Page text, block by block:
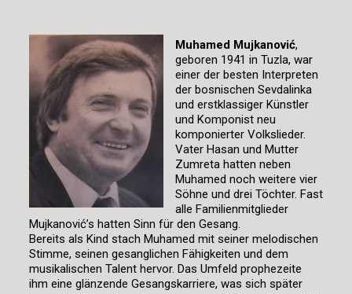
Muhamed Mujkanović,
geboren 1941 in Tuzla, war
einer der besten Interpreten
der bosnischen Sevdalinka
und erstklassiger Künstler
und Komponist neu
komponierter Volkslieder.
Vater Hasan und Mutter
Zumreta hatten neben
Muhamed noch weitere vier
Söhne und drei Töchter. Fast
alle Familienmitglieder
Mujkanović’s hatten Sinn für den Gesang.
Bereits als Kind stach Muhamed mit seiner melodischen
Stimme, seinen gesanglichen Fähigkeiten und dem
musikalischen Talent hervor. Das Umfeld prophezeite
ihm eine glänzende Gesangskarriere, was sich später